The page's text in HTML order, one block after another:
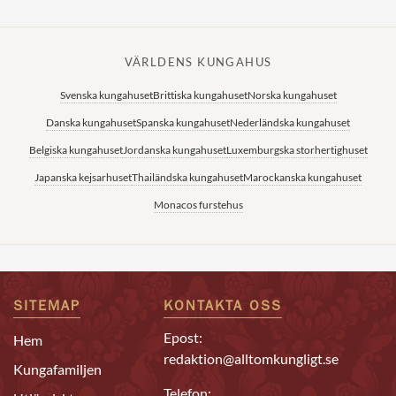
VÄRLDENS KUNGAHUS
Svenska kungahusetBrittiska kungahusetNorska kungahuset
Danska kungahusetSpanska kungahusetNederländska kungahuset
Belgiska kungahusetJordanska kungahusetLuxemburgska storhertighuset
Japanska kejsarhusetThailändska kungahusetMarockanska kungahuset
Monacos furstehus
SITEMAP
Hem
Kungafamiljen
KONTAKTA OSS
Epost:
redaktion@alltomkungligt.se